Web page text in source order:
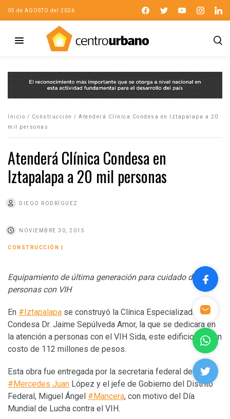
05 de AGOSTO del 2026
Inicio / Construcción / Atenderá Clínica Condesa en Iztapalapa a 20
mil personas
Atenderá Clínica Condesa en
Iztapalapa a 20 mil personas
DIEGO RODRÍGUEZ
NOVIEMBRE 30, 2015
CONSTRUCCIÓN
Equipamiento de última generación para cuidado de
personas con VIH
En #Iztapalapa se construyó la Clínica Especializada
Condesa Dr. Jaime Sepúlveda Amor, la que se dedicará en
la atención a personas con el VIH Sida, este edificio tuvo un
costo de 112 millones de pesos.
Esta obra fue entregada por la secretaria federal de Salud,
#Mercedes Juan López y el jefe de Gobierno del Distrito
Federal, Miguel Ángel #Mancera, con motivo del Día
Mundial de Lucha contra el VIH.